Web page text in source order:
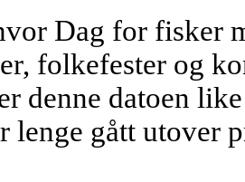
Dag for fisker
folkefester og
denne datoen
lenge gått utover